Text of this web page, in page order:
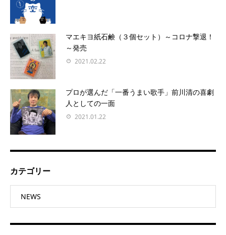
マエキヨ紙石鹸（３個セット）～コロナ撃退！
～発売
2021.02.22
プロが選んだ「一番うまい歌手」前川清の喜劇
人としての一面
2021.01.22
カテゴリー
NEWS